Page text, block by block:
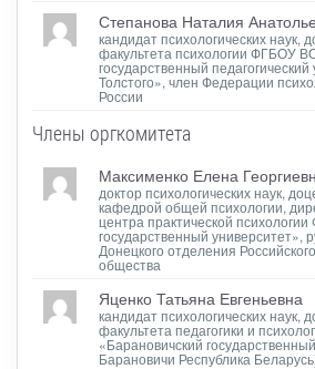
Степанова Наталия
кандидат психологических наук,
факультета психологии ФГБОУ
государственный
Толстого», член Федерации
России
Члены оргкомитета
Максименко Елена
доктор психологических наук,
кафедрой общей психологии,
центра практической
государственный университет»,
Донецкого отделения
общества
Яценко Татьяна Евгеньевна
кандидат психологических наук,
факультета педагогики и
«Барановичский
Барановичи Республика